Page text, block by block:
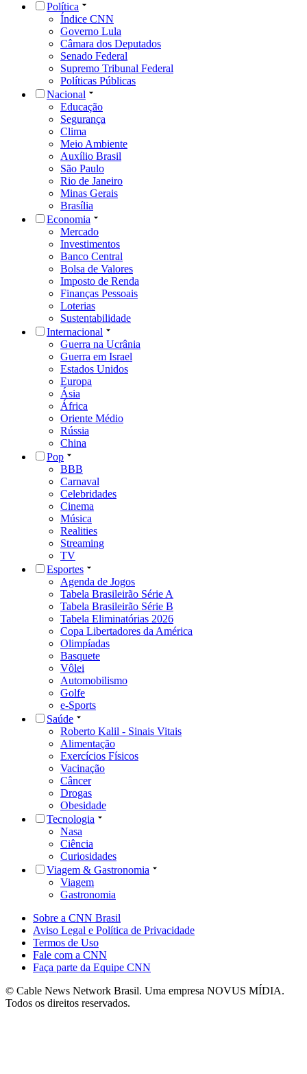
Política
Índice CNN
Governo Lula
Câmara dos Deputados
Senado Federal
Supremo Tribunal Federal
Políticas Públicas
Nacional
Educação
Segurança
Clima
Meio Ambiente
Auxílio Brasil
São Paulo
Rio de Janeiro
Minas Gerais
Brasília
Economia
Mercado
Investimentos
Banco Central
Bolsa de Valores
Imposto de Renda
Finanças Pessoais
Loterias
Sustentabilidade
Internacional
Guerra na Ucrânia
Guerra em Israel
Estados Unidos
Europa
Ásia
África
Oriente Médio
Rússia
China
Pop
BBB
Carnaval
Celebridades
Cinema
Música
Realities
Streaming
TV
Esportes
Agenda de Jogos
Tabela Brasileirão Série A
Tabela Brasileirão Série B
Tabela Eliminatórias 2026
Copa Libertadores da América
Olimpíadas
Basquete
Vôlei
Automobilismo
Golfe
e-Sports
Saúde
Roberto Kalil - Sinais Vitais
Alimentação
Exercícios Físicos
Vacinação
Câncer
Drogas
Obesidade
Tecnologia
Nasa
Ciência
Curiosidades
Viagem & Gastronomia
Viagem
Gastronomia
Sobre a CNN Brasil
Aviso Legal e Política de Privacidade
Termos de Uso
Fale com a CNN
Faça parte da Equipe CNN
© Cable News Network Brasil. Uma empresa NOVUS MÍDIA.
Todos os direitos reservados.